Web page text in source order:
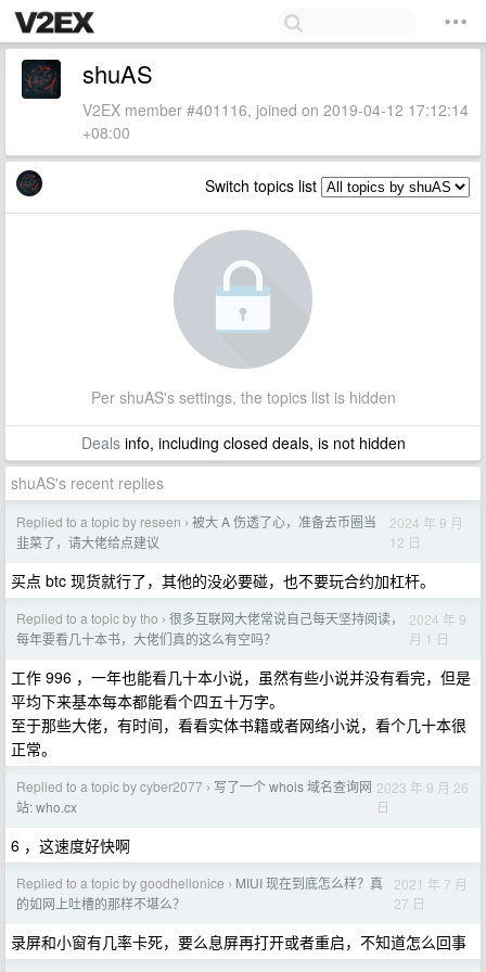
shuAS
V2EX member #401116, joined on 2019-04-12 17:12:14
+08:00
Switch topics list
Per shuAS's settings, the topics list is hidden
Dealsinfo, including closed deals, is not hidden
shuAS's recent replies
Replied to a topic by reseen › 被大 A 伤透了心，准备去币圈当
韭菜了，请大佬给点建议
2024 年 9 月
12 日
买点 btc 现货就行了，其他的没必要碰，也不要玩合约加杠杆。
Replied to a topic by tho › 很多互联网大佬常说自己每天坚持阅读，
每年要看几十本书，大佬们真的这么有空吗？
2024 年 9
月 1 日
工作 996 ，一年也能看几十本小说，虽然有些小说并没有看完，但是
平均下来基本每本都能看个四五十万字。
至于那些大佬，有时间，看看实体书籍或者网络小说，看个几十本很
正常。
Replied to a topic by cyber2077 › 写了一个 whois 域名查询网
站: who.cx
2023 年 9 月 26
日
6 ，这速度好快啊
Replied to a topic by goodhellonice › MIUI 现在到底怎么样？真
的如网上吐槽的那样不堪么？
2021 年 7 月
27 日
录屏和小窗有几率卡死，要么息屏再打开或者重启，不知道怎么回事